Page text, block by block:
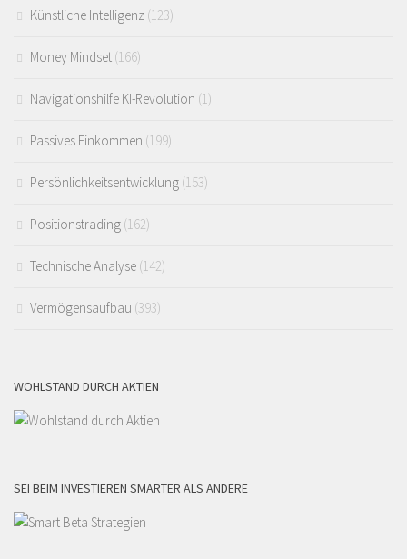
Künstliche Intelligenz (123)
Money Mindset (166)
Navigationshilfe KI-Revolution (1)
Passives Einkommen (199)
Persönlichkeitsentwicklung (153)
Positionstrading (162)
Technische Analyse (142)
Vermögensaufbau (393)
WOHLSTAND DURCH AKTIEN
SEI BEIM INVESTIEREN SMARTER ALS ANDERE